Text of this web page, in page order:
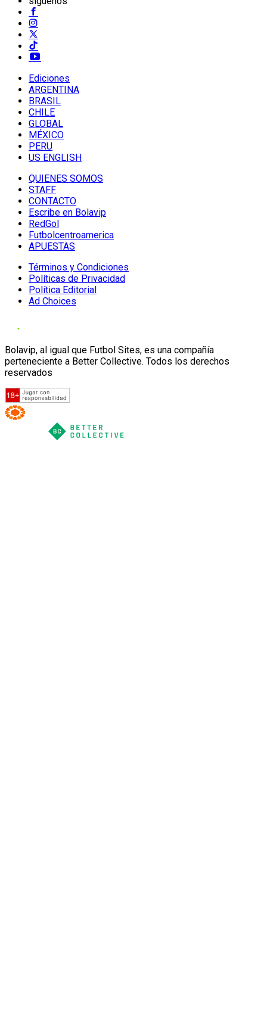
Ediciones
ARGENTINA
BRASIL
CHILE
GLOBAL
MÉXICO
PERU
US ENGLISH
QUIENES SOMOS
STAFF
CONTACTO
Escribe en Bolavip
RedGol
Futbolcentroamerica
APUESTAS
Términos y Condiciones
Políticas de Privacidad
Política Editorial
Ad Choices
Bolavip, al igual que Futbol Sites, es una compañía
perteneciente a Better Collective. Todos los derechos
reservados